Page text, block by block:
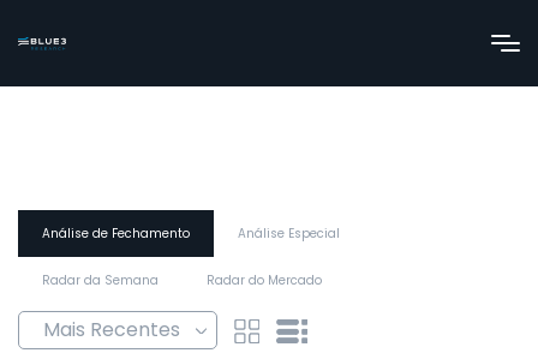
Análise de Fechamento Análise Especial
Radar da Semana Radar do Mercado